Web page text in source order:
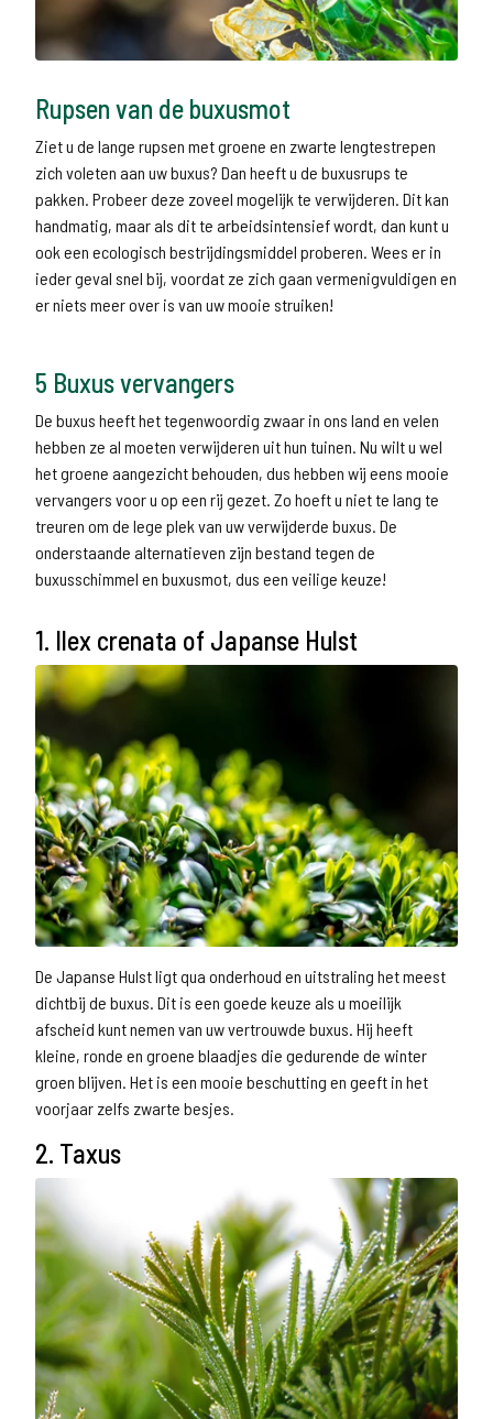
Rupsen van de buxusmot
Ziet u de lange rupsen met groene en zwarte lengtestrepen
zich voleten aan uw buxus? Dan heeft u de buxusrups te
pakken. Probeer deze zoveel mogelijk te verwijderen. Dit kan
handmatig, maar als dit te arbeidsintensief wordt, dan kunt u
ook een ecologisch bestrijdingsmiddel proberen. Wees er in
ieder geval snel bij, voordat ze zich gaan vermenigvuldigen en
er niets meer over is van uw mooie struiken!
5 Buxus vervangers
De buxus heeft het tegenwoordig zwaar in ons land en velen
hebben ze al moeten verwijderen uit hun tuinen. Nu wilt u wel
het groene aangezicht behouden, dus hebben wij eens mooie
vervangers voor u op een rij gezet. Zo hoeft u niet te lang te
treuren om de lege plek van uw verwijderde buxus. De
onderstaande alternatieven zijn bestand tegen de
buxusschimmel en buxusmot, dus een veilige keuze!
1. Ilex crenata of Japanse Hulst
De Japanse Hulst ligt qua onderhoud en uitstraling het meest
dichtbij de buxus. Dit is een goede keuze als u moeilijk
afscheid kunt nemen van uw vertrouwde buxus. Hij heeft
kleine, ronde en groene blaadjes die gedurende de winter
groen blijven. Het is een mooie beschutting en geeft in het
voorjaar zelfs zwarte besjes.
2. Taxus